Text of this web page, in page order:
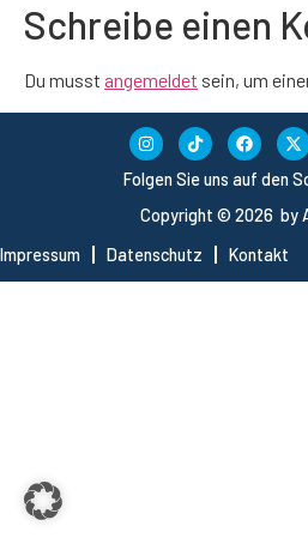
Schreibe einen
Du musst angemeldet sein, um
Copyright © 2026 by
Impressum
Datenschutz Kontakt
Folgen Sie uns auf den